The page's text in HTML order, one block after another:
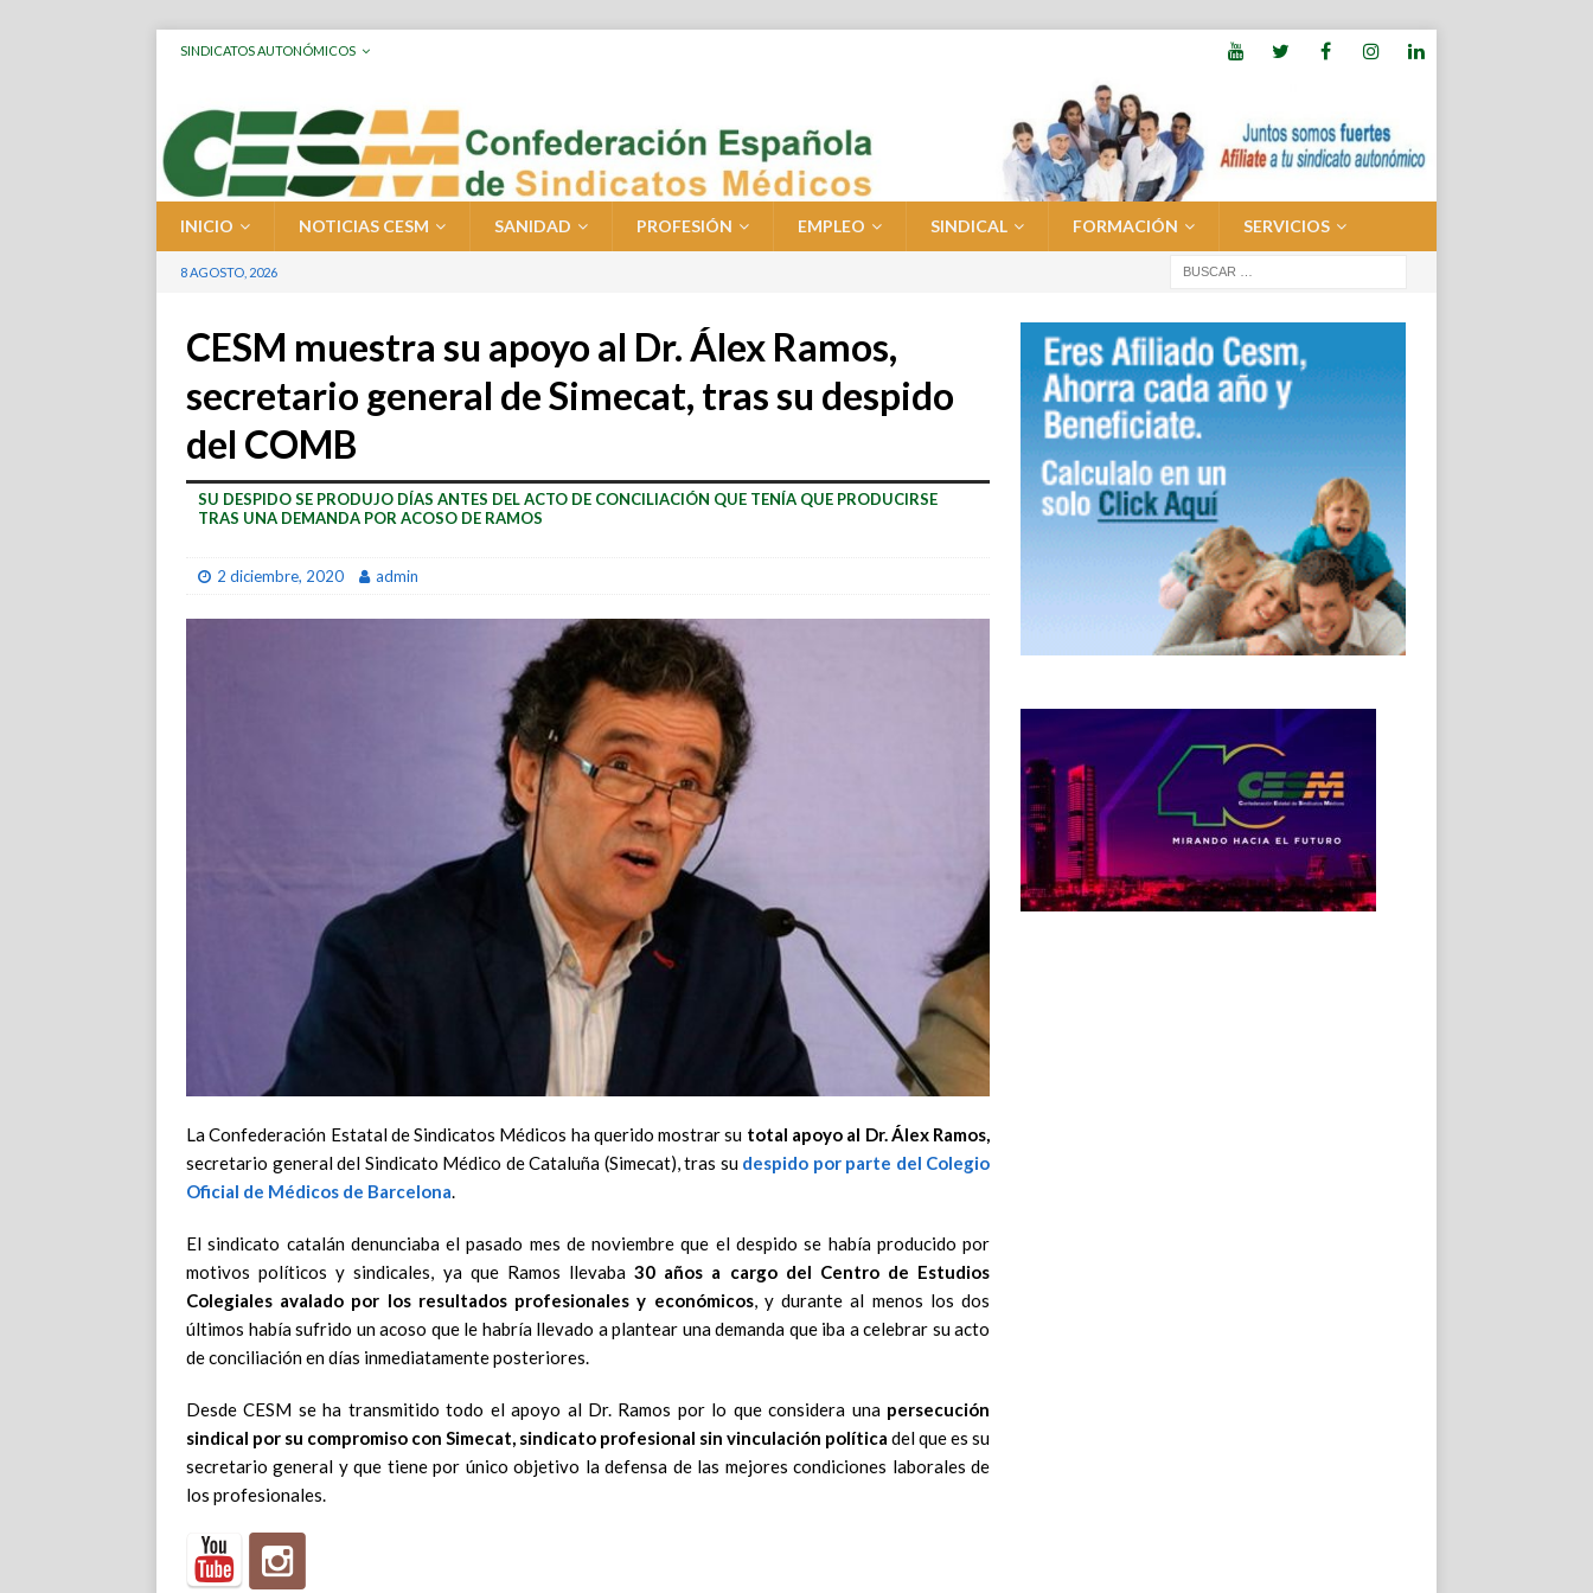
SINDICATOS AUTONÓMICOS
INICIO NOTICIAS CESM SANIDAD PROFESIÓN EMPLEO SINDICAL FORMACIÓN SERVICIOS
8 AGOSTO, 2026
CESM muestra su apoyo al Dr. Álex Ramos,
secretario general de Simecat, tras su despido
del COMB
SU DESPIDO SE PRODUJO DÍAS ANTES DEL ACTO DE CONCILIACIÓN QUE TENÍA QUE PRODUCIRSE
TRAS UNA DEMANDA POR ACOSO DE RAMOS
2 diciembre, 2020 admin
La Confederación Estatal de Sindicatos Médicos ha querido mostrar su total apoyo al Dr. Álex Ramos,
secretario general del Sindicato Médico de Cataluña (Simecat), tras su despido por parte del Colegio
Oficial de Médicos de Barcelona.
El sindicato catalán denunciaba el pasado mes de noviembre que el despido se había producido por
motivos políticos y sindicales, ya que Ramos llevaba30 años a cargo del Centro de Estudios
Colegiales avalado por los resultados profesionales y económicos, y durante al menos los dos
últimos había sufrido un acoso que le habría llevado a plantear una demanda que iba a celebrar su acto
de conciliación en días inmediatamente posteriores.
Desde CESM se ha transmitido todo el apoyo al Dr. Ramos por lo que considera una persecución
sindical por su compromiso con Simecat, sindicato profesional sin vinculación política del que es su
secretario general y que tiene por único objetivo la defensa de las mejores condiciones laborales de
los profesionales.